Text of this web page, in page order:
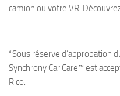
camion ou votre VR.
*Sous réserve d’approbation
Synchrony Car Care™ est
Rico.